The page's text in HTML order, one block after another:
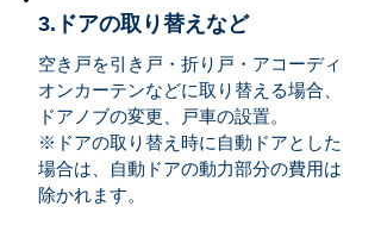
3.ドアの取り替えなど
空き戸を引き戸・折り戸・アコーディ
オンカーテンなどに取り替える場合、
ドアノブの変更、戸車の設置。
※ドアの取り替え時に自動ドアとした
場合は、自動ドアの動力部分の費用は
除かれます。